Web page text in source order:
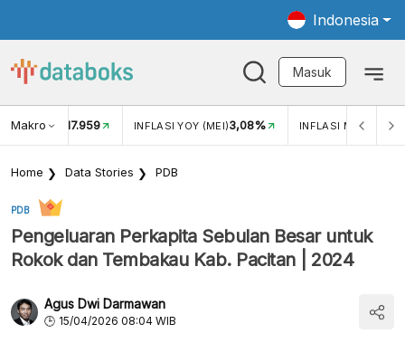
Indonesia
Masuk
Makro
USD/IDR 17.959 INFLASI YOY (MEI)3,08% INFLASI MOM (MEI)
Home Data Stories PDB
PDB
Pengeluaran Perkapita Sebulan Besar untuk
Rokok dan Tembakau Kab. Pacitan | 2024
Agus Dwi Darmawan
15/04/2026 08:04 WIB